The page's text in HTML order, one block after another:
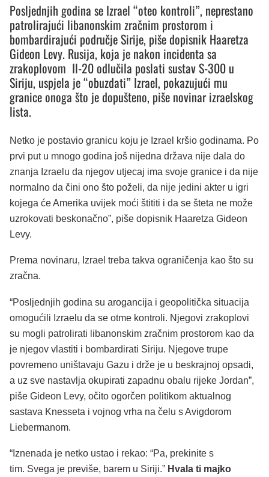
Posljednjih godina se Izrael “oteo kontroli”, neprestano
patrolirajući libanonskim zračnim prostorom i
bombardirajući područje Sirije, piše dopisnik Haaretza
Gideon Levy. Rusija, koja je nakon incidenta sa
zrakoplovom Il-20 odlučila poslati sustav S-300 u
Siriju, uspjela je “obuzdati” Izrael, pokazujući mu
granice onoga što je dopušteno, piše novinar izraelskog
lista.
Netko je postavio granicu koju je Izrael kršio godinama. Po
prvi put u mnogo godina još nijedna država nije dala do
znanja Izraelu da njegov utjecaj ima svoje granice i da nije
normalno da čini ono što poželi, da nije jedini akter u igri
kojega će Amerika uvijek moći štititi i da se šteta ne može
uzrokovati beskonačno”, piše dopisnik Haaretza Gideon
Levy.
Prema novinaru, Izrael treba takva ograničenja kao što su
zračna.
“Posljednjih godina su arogancija i geopolitička situacija
omogućili Izraelu da se otme kontroli. Njegovi zrakoplovi
su mogli patrolirati libanonskim zračnim prostorom kao da
je njegov vlastiti i bombardirati Siriju. Njegove trupe
povremeno uništavaju Gazu i drže je u beskrajnoj opsadi,
a uz sve nastavlja okupirati zapadnu obalu rijeke Jordan”,
piše Gideon Levy, očito ogorčen politikom aktualnog
sastava Knesseta i vojnog vrha na čelu s Avigdorom
Liebermanom.
“Iznenada je netko ustao i rekao: “Pa, prekinite s
tim. Svega je previše, barem u Siriji.” Hvala ti majko